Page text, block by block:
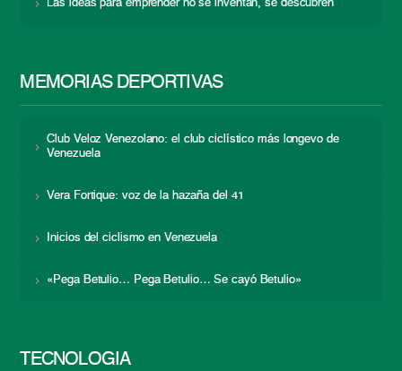
Las ideas para emprender no se inventan, se descubren
MEMORIAS DEPORTIVAS
Club Veloz Venezolano: el club ciclístico más longevo de
Venezuela
Vera Fortique: voz de la hazaña del 41
Inicios del ciclismo en Venezuela
«Pega Betulio… Pega Betulio… Se cayó Betulio»
TECNOLOGÍA